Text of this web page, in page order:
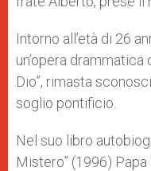
Intorno all’età di 26
un’opera
Dio”, rimasta
soglio pontificio.
Nel suo libro
Mistero” (1996)